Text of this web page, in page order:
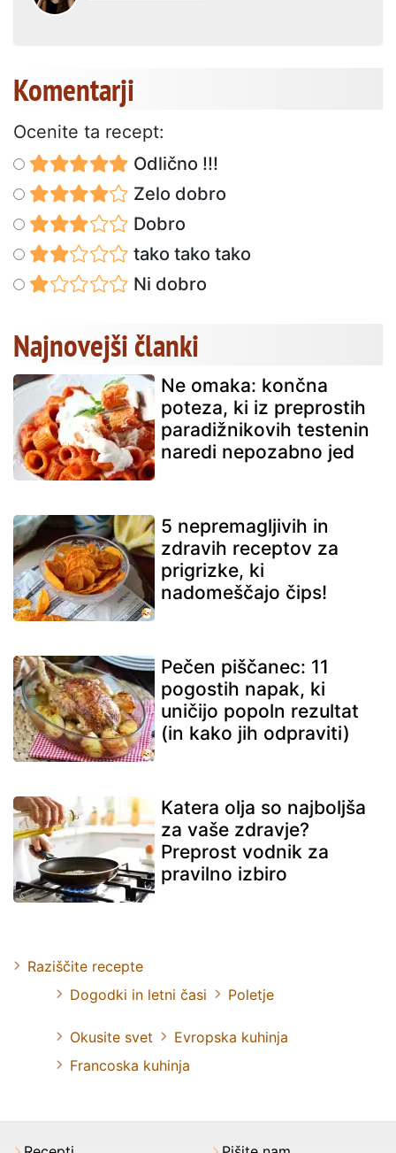
Komentarji
Ocenite ta recept:
Odlično !!!
Zelo dobro
Dobro
tako tako tako
Ni dobro
Najnovejši članki
Ne omaka: končna
poteza, ki iz preprostih
paradižnikovih testenin
naredi nepozabno jed
5 nepremagljivih in
zdravih receptov za
prigrizke, ki
nadomeščajo čips!
Pečen piščanec: 11
pogostih napak, ki
uničijo popoln rezultat
(in kako jih odpraviti)
Katera olja so najboljša
za vaše zdravje?
Preprost vodnik za
pravilno izbiro
Raziščite recepte
Dogodki in letni časi
Poletje
Okusite svet
Evropska kuhinja
Francoska kuhinja